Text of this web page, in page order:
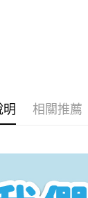
明 相關推薦